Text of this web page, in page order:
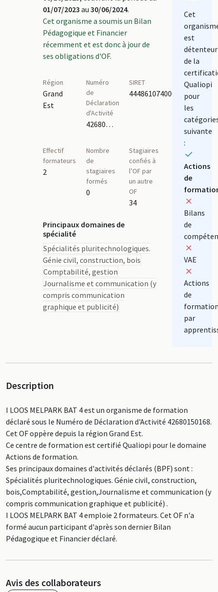
01/07/2023 au 30/06/2024.
Cet organisme a soumis un Bilan
Pédagogique et Financier
récemment et est donc à jour de
ses obligations d'OF.
Région
Grand
Est
Numéro
de
Déclaration
d'Activité
42680150168
SIRET
44486107400029
Effectif
formateurs
2
Nombre
de
stagiaires
formés
0
Stagiaires
confiés à
l’OF par
un autre
OF
34
Principaux domaines de
spécialité
Spécialités pluritechnologiques.
Génie civil, construction, bois
Comptabilité, gestion
Journalisme et communication (y
compris communication
graphique et publicité)
Cet
est
détenteur
de la
Qualiopi
pour
les
suivante
:
Actions
de
Bilans
de
VAE
Actions
de
par
Description
I LOOS MELPARK BAT 4 est un organisme de formation
déclaré sous le Numéro de Déclaration d'Activité 42680150168.
Cet OF oppère depuis la région Grand Est.
Ce centre de formation est certifié Qualiopi pour le domaine
Actions de formation.
Ses principaux domaines d'activités déclarés (BPF) sont :
Spécialités pluritechnologiques. Génie civil, construction,
bois,Comptabilité, gestion,Journalisme et communication (y
compris communication graphique et publicité) .
I LOOS MELPARK BAT 4 emploie 2 formateurs. Cet OF n'a
formé aucun participant d'après son dernier Bilan
Pédagogique et Financier déclaré.
Avis des collaborateurs